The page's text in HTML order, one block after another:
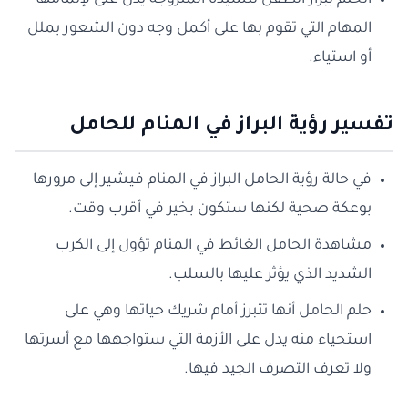
المهام التي تقوم بها على أكمل وجه دون الشعور بملل
أو استياء.
تفسير رؤية البراز في المنام للحامل
في حالة رؤية الحامل البراز في المنام فيشير إلى مرورها
بوعكة صحية لكنها ستكون بخير في أقرب وقت.
مشاهدة الحامل الغائط في المنام تؤول إلى الكرب
الشديد الذي يؤثر عليها بالسلب.
حلم الحامل أنها تتبرز أمام شريك حياتها وهي على
استحياء منه يدل على الأزمة التي ستواجهها مع أسرتها
ولا تعرف التصرف الجيد فيها.